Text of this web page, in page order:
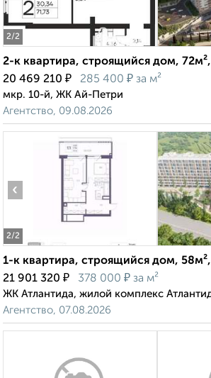
2/2
2-к квартира, строящийся дом,
20 469 210 ₽ 285 400 ₽ за м²
мкр. 10-й, ЖК Ай-Петри
Агентство, 09.08.2026
2/2
‹
1-к квартира, строящийся дом,
21 901 320 ₽ 378 000 ₽ за м²
ЖК Атлантида, жилой комплекс
Агентство, 07.08.2026